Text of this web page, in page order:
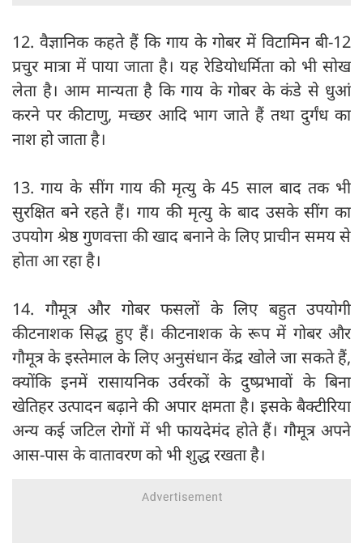
12. वैज्ञानिक कहते हैं कि गाय के गोबर में विटामिन बी-12
प्रचुर मात्रा में पाया जाता है। यह रेडियोधर्मिता को भी सोख
लेता है। आम मान्यता है कि गाय के गोबर के कंडे से धुआं
करने पर कीटाणु, मच्छर आदि भाग जाते हैं तथा दुर्गंध का
नाश हो जाता है।
13. गाय के सींग गाय की मृत्यु के 45 साल बाद तक भी
सुरक्षित बने रहते हैं। गाय की मृत्यु के बाद उसके सींग का
उपयोग श्रेष्ठ गुणवत्ता की खाद बनाने के लिए प्राचीन समय से
होता आ रहा है।
14. गौमूत्र और गोबर फसलों के लिए बहुत उपयोगी
कीटनाशक सिद्ध हुए हैं। कीटनाशक के रूप में गोबर और
गौमूत्र के इस्तेमाल के लिए अनुसंधान केंद्र खोले जा सकते हैं,
क्योंकि इनमें रासायनिक उर्वरकों के दुष्प्रभावों के बिना
खेतिहर उत्पादन बढ़ाने की अपार क्षमता है। इसके बैक्टीरिया
अन्य कई जटिल रोगों में भी फायदेमंद होते हैं। गौमूत्र अपने
आस-पास के वातावरण को भी शुद्ध रखता है।